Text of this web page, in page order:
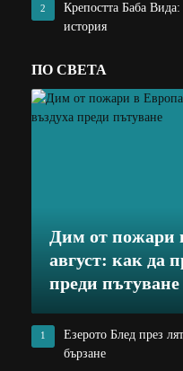
2
Крепостта Баба Вида:
история
ПО СВЕТА
Дим от пожари
август: как да
преди пътуване
1
Езерото Блед през
бързане